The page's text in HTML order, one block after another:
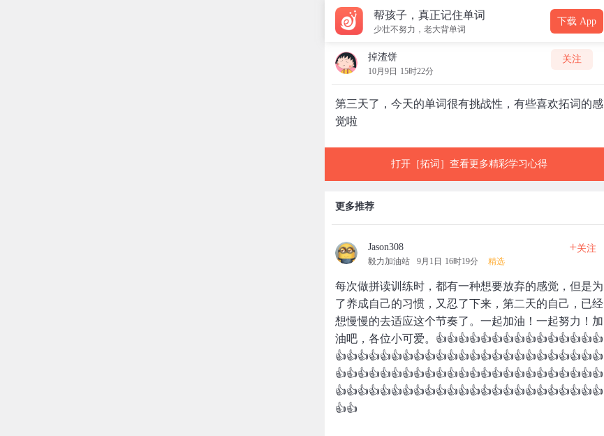
帮孩子，真正记住单词
少壮不努力，老大背单词
下载 App
掉渣饼
10月9日 15时22分
关注
第三天了，今天的单词很有挑战性，有些喜欢拓词的感
觉啦
打开［拓词］查看更多精彩学习心得
更多推荐
Jason308
毅力加油站 9月1日 16时19分 精选
+关注
每次做拼读训练时，都有一种想要放弃的感觉，但是为
了养成自己的习惯，又忍了下来，第二天的自己，已经
想慢慢的去适应这个节奏了。一起加油！一起努力！加
油吧，各位小可爱。👍👍👍👍👍👍👍👍👍👍👍👍👍👍👍
👍👍👍👍👍👍👍👍👍👍👍👍👍👍👍👍👍👍👍👍👍👍👍👍
👍👍👍👍👍👍👍👍👍👍👍👍👍👍👍👍👍👍👍👍👍👍👍👍
👍👍👍👍👍👍👍👍👍👍👍👍👍👍👍👍👍👍👍👍👍👍👍👍
👍👍